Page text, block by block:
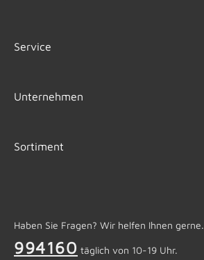
Service
Unternehmen
Sortiment
Haben Sie Fragen? Wir helfen Ihnen gerne.
994160 täglich von 10-19 Uhr.